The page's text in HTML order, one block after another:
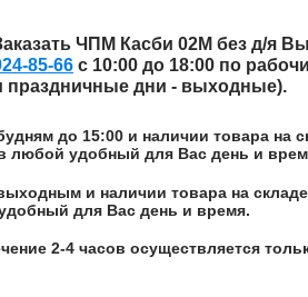
ЧПМ Касби 02М без д/я
85-66 с 10:00 до 18:00 по
праздничные дни - выходные).
до 15:00 и наличии товара на
любой удобный для Вас день и
и наличии товара на
для Вас день и время.
2-4 часов осуществляется